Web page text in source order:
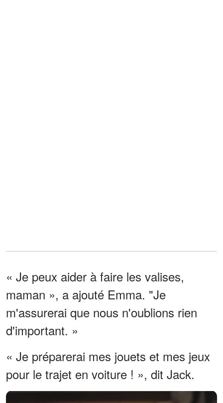
« Je peux aider à faire les valises,
maman », a ajouté Emma. "Je
m'assurerai que nous n'oublions rien
d'important. »
« Je préparerai mes jouets et mes jeux
pour le trajet en voiture ! », dit Jack.